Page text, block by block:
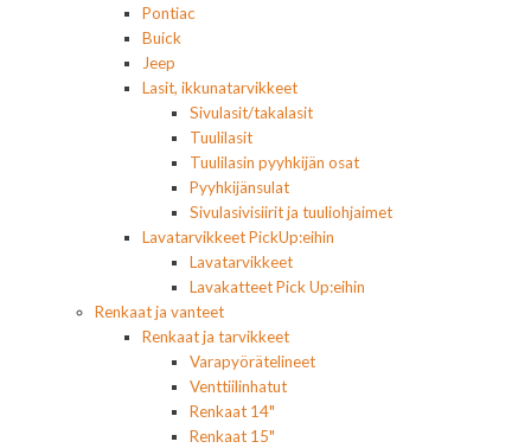
Pontiac
Buick
Jeep
Lasit, ikkunatarvikkeet
Sivulasit/takalasit
Tuulilasit
Tuulilasin pyyhkijän osat
Pyyhkijänsulat
Sivulasivisiirit ja tuuliohjaimet
Lavatarvikkeet PickUp:eihin
Lavatarvikkeet
Lavakatteet Pick Up:eihin
Renkaat ja vanteet
Renkaat ja tarvikkeet
Varapyörätelineet
Venttiilinhatut
Renkaat 14"
Renkaat 15"